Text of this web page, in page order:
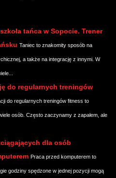
tańca w Sopocie. Trener
Taniec to znakomity sposób na
a także na integrację z innymi. W
do regularnych treningów
do regularnych treningów fitness to
osób. Często zaczynamy z zapałem, ale
dla osób
Praca przed komputerem to
godziny spędzone w jednej pozycji mogą